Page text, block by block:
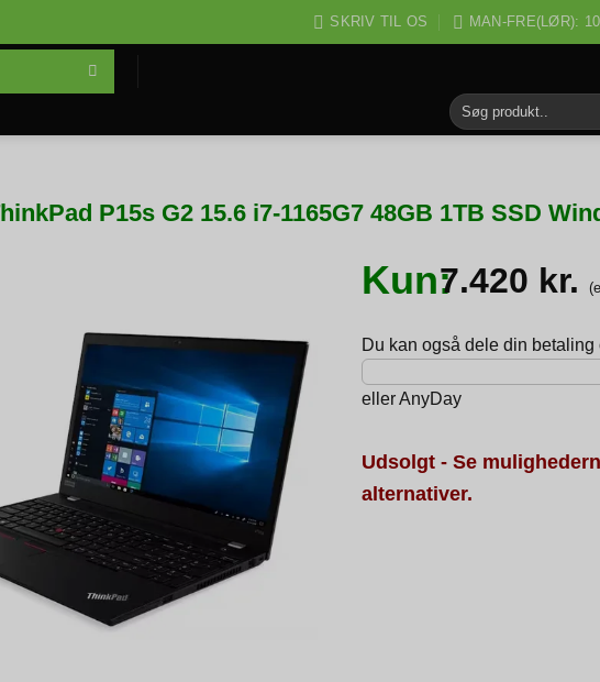
SKRIV TIL OS MAN-FRE(LØR):
Søg
efter:
P15s G2 15.6 i7-1165G7 48GB 1TB SSD
Kun:7.420 kr.
Du kan også dele din betaling
ellerAnyDay
Udsolgt - Se
alternativer.